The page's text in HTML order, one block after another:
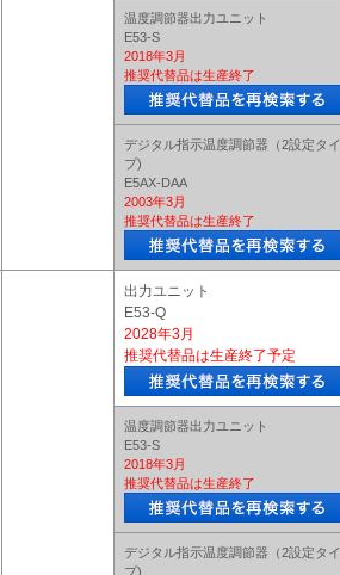
温度調節器出力ユニット
E53-S
2018年3月
推奨代替品は生産終了
デジタル指示温度調節器（2設定タイ
プ)
E5AX-DAA
2003年3月
推奨代替品は生産終了
出力ユニット
E53-Q
2028年3月
推奨代替品は生産終了予定
温度調節器出力ユニット
E53-S
2018年3月
推奨代替品は生産終了
デジタル指示温度調節器（2設定タイ
プ)